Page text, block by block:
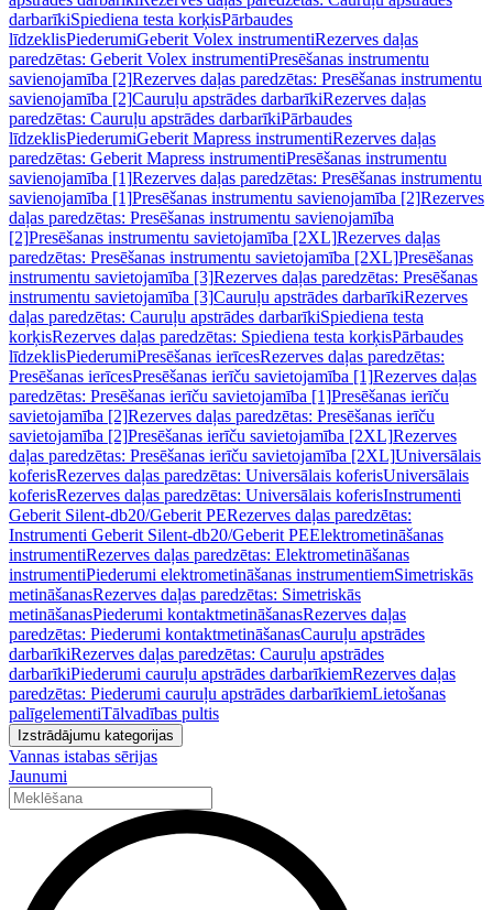
darbarīkiSpiediena testa korķisPārbaudes
līdzeklisPiederumiGeberit Volex instrumentiRezerves daļas
paredzētas: Geberit Volex instrumentiPresēšanas instrumentu
savienojamība [2]Rezerves daļas paredzētas: Presēšanas instrumentu
savienojamība [2]Cauruļu apstrādes darbarīkiRezerves daļas
paredzētas: Cauruļu apstrādes darbarīkiPārbaudes
līdzeklisPiederumiGeberit Mapress instrumentiRezerves daļas
paredzētas: Geberit Mapress instrumentiPresēšanas instrumentu
savienojamība [1]Rezerves daļas paredzētas: Presēšanas instrumentu
savienojamība [1]Presēšanas instrumentu savienojamība [2]Rezerves
daļas paredzētas: Presēšanas instrumentu savienojamība
[2]Presēšanas instrumentu savietojamība [2XL]Rezerves daļas
paredzētas: Presēšanas instrumentu savietojamība [2XL]Presēšanas
instrumentu savietojamība [3]Rezerves daļas paredzētas: Presēšanas
instrumentu savietojamība [3]Cauruļu apstrādes darbarīkiRezerves
daļas paredzētas: Cauruļu apstrādes darbarīkiSpiediena testa
korķisRezerves daļas paredzētas: Spiediena testa korķisPārbaudes
līdzeklisPiederumiPresēšanas ierīcesRezerves daļas paredzētas:
Presēšanas ierīcesPresēšanas ierīču savietojamība [1]Rezerves daļas
paredzētas: Presēšanas ierīču savietojamība [1]Presēšanas ierīču
savietojamība [2]Rezerves daļas paredzētas: Presēšanas ierīču
savietojamība [2]Presēšanas ierīču savietojamība [2XL]Rezerves
daļas paredzētas: Presēšanas ierīču savietojamība [2XL]Universālais
koferisRezerves daļas paredzētas: Universālais koferisUniversālais
koferisRezerves daļas paredzētas: Universālais koferisInstrumenti
Geberit Silent-db20/Geberit PERezerves daļas paredzētas:
Instrumenti Geberit Silent-db20/Geberit PEElektrometināšanas
instrumentiRezerves daļas paredzētas: Elektrometināšanas
instrumentiPiederumi elektrometināšanas instrumentiemSimetriskās
metināšanasRezerves daļas paredzētas: Simetriskās
metināšanasPiederumi kontaktmetināšanasRezerves daļas
paredzētas: Piederumi kontaktmetināšanasCauruļu apstrādes
darbarīkiRezerves daļas paredzētas: Cauruļu apstrādes
darbarīkiPiederumi cauruļu apstrādes darbarīkiemRezerves daļas
paredzētas: Piederumi cauruļu apstrādes darbarīkiemLietošanas
palīgelementiTālvadības pultis
Izstrādājumu kategorijas
Vannas istabas sērijas
Jaunumi